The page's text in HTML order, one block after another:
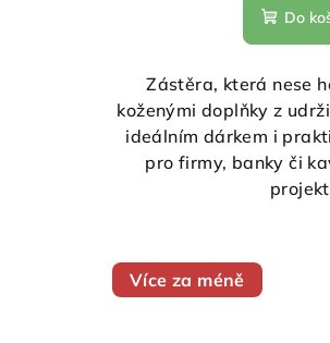
Do
Zástěra, která nese
koženými doplňky z
ideálním dárkem i
pro firmy, banky či
Více za méně